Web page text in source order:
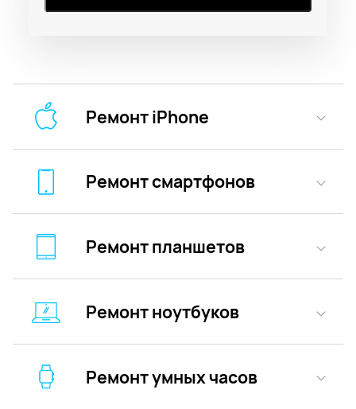
Ремонт iPhone
Ремонт смартфонов
Ремонт планшетов
Ремонт ноутбуков
Ремонт умных часов